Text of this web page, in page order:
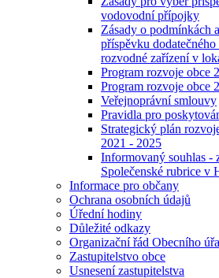
vodovodní přípojky
Zásady o podmínkách
příspěvku
rozvodné zařízení v
Program rozvoje obce
Program rozvoje obce
Veřejnoprávní smlouvy
Pravidla pro
Strategický plán
2021 - 2025
Informovaný souhlas -
Společenské rubrice v
Informace pro občany
Ochrana osobních údajů
Úřední hodiny
Důležité odkazy
Organizační řád Obecního
Zastupitelstvo obce
Usnesení zastupitelstva